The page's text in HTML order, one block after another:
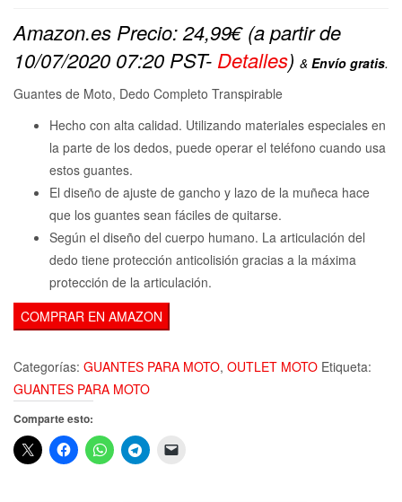
Amazon.es Precio:24,99€(a partir de
10/07/2020 07:20 PST- Detalles) & Envío gratis.
Guantes de Moto, Dedo Completo Transpirable
Hecho con alta calidad. Utilizando materiales especiales en
la parte de los dedos, puede operar el teléfono cuando usa
estos guantes.
El diseño de ajuste de gancho y lazo de la muñeca hace
que los guantes sean fáciles de quitarse.
Según el diseño del cuerpo humano. La articulación del
dedo tiene protección anticolisión gracias a la máxima
protección de la articulación.
COMPRAR EN AMAZON
Categorías: GUANTES PARA MOTO, OUTLET MOTO Etiqueta:
GUANTES PARA MOTO
Comparte esto: